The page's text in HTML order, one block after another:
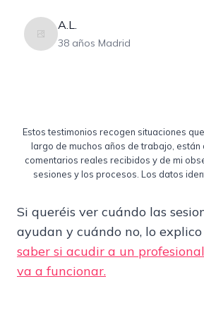
A.L.
38 años Madrid
Estos testimonios recogen situaciones
largo de muchos años de trabajo,
comentarios reales recibidos y de mi
sesiones y los procesos. Los datos
Si queréis ver cuándo las
ayudan y cuándo no, lo
saber si acudir a un
va a funcionar.